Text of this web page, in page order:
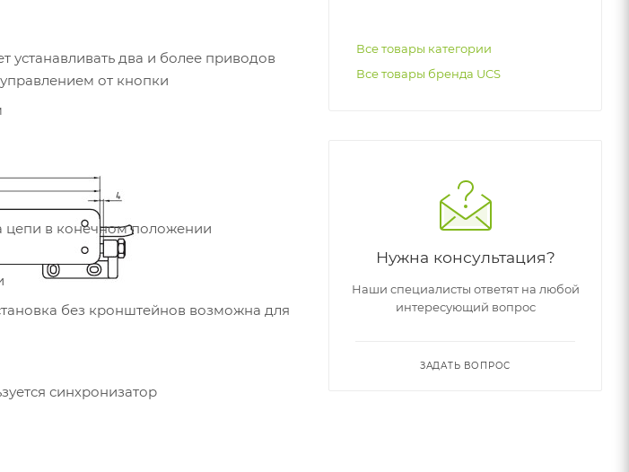
устанавливать два и более приводов
от кнопки
цепи в конечном положении
без кронштейнов возможна для
синхронизатор
Все товары категории
Все товары бренда UCS
Нужна консультация?
Наши специалисты ответят на любой
интересующий вопрос
ЗАДАТЬ ВОПРОС